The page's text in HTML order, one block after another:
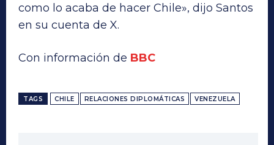
como lo acaba de hacer Chile», dijo Santos
en su cuenta de X.
Con información de BBC
TAGS CHILE RELACIONES DIPLOMÁTICAS VENEZUELA